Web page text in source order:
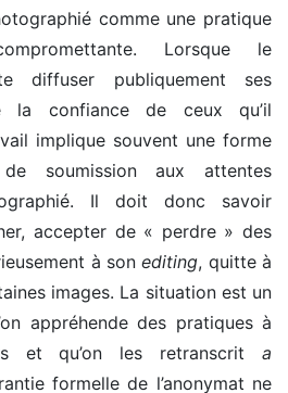
comme une pratique
Lorsque le
diffuser publiquement ses
la confiance de ceux qu’il
implique souvent une forme
de soumission aux attentes
Il doit donc savoir
accepter de « perdre » des
à sonediting, quitte à
images. La situation est un
appréhende des pratiques à
et qu’on les retranscrit a
formelle de l’anonymat ne